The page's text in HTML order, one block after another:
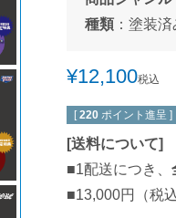
種類 ： 塗装済
¥12,100税込
[ 220 ポイント進呈 ]
[送料について]
■1配送につき、
■13,000円（税